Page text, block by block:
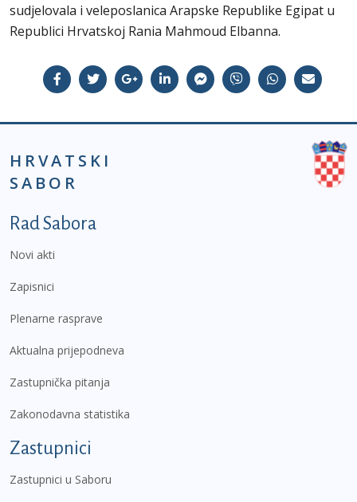
sudjelovala i veleposlanica Arapske Republike Egipat u
Republici Hrvatskoj Rania Mahmoud Elbanna.
HRVATSKI
SABOR
Podnožje prvi izbornik
Rad Sabora
Novi akti
Zapisnici
Plenarne rasprave
Aktualna prijepodneva
Zastupnička pitanja
Zakonodavna statistika
Zastupnici
Zastupnici u Saboru